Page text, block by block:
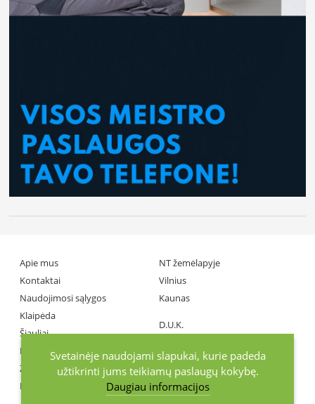
Apie mus
Kontaktai
Naudojimosi sąlygos
NT žemėlapyje
Vilnius
Kaunas
Klaipėda
Šiauliai
Panevėžys
D.U.K.
Žiniasklaida
Investuotojai
+370686 77737
Svetainėje naudojami slapukai, kurie padeda
užtikrinti jums teikiamų paslaugų kokybę.
Daugiau informacijos